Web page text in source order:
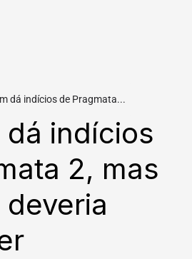
dá indícios de Pragmata...
dá indícios
2, mas